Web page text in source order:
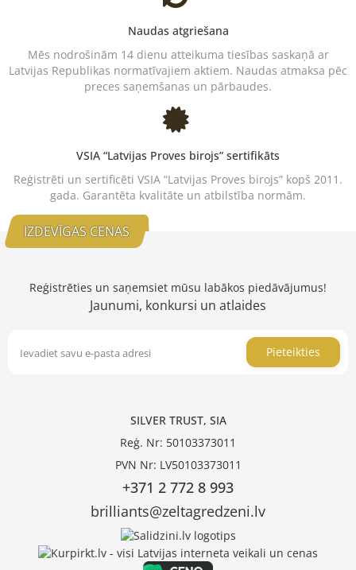
Naudas atgriešana
Mēs nodrošinām 14 dienu atteikuma tiesības saskaņā ar
Latvijas Republikas normatīvajiem aktiem. Naudas atmaksa pēc
preces saņemšanas un pārbaudes.
VSIA “Latvijas Proves birojs” sertifikāts
Reģistrēti un sertificēti VSIA “Latvijas Proves birojs” kopš 2011.
gada. Garantēta kvalitāte un atbilstība normām.
IZDEVĪGAS CENAS
Reģistrēties un saņemsiet mūsu labākos piedāvājumus!
Jaunumi, konkursi un atlaides
Pieteikties
SILVER TRUST, SIA
Reģ. Nr: 50103373011
PVN Nr: LV50103373011
+371 2 772 8 993
brilliants@zeltagredzeni.lv